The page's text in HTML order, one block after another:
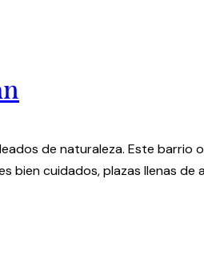
de naturaleza. Este barrio
bien cuidados, plazas llenas de